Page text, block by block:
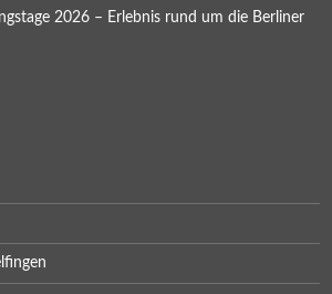
2026 – Erlebnis rund um die Berliner